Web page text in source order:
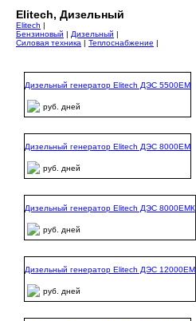
Elitech, Дизельный
Elitech |
Бензиновый | Дизельный |
Силовая техника | Теплоснабжение |
Дизельный генератор Elitech ДЭС 5500ЕМ
руб. дней
Дизельный генератор Elitech ДЭС 8000ЕМ
руб. дней
Дизельный генератор Elitech ДЭС 8000ЕМК
руб. дней
Дизельный генератор Elitech ДЭС 12000ЕМ
руб. дней